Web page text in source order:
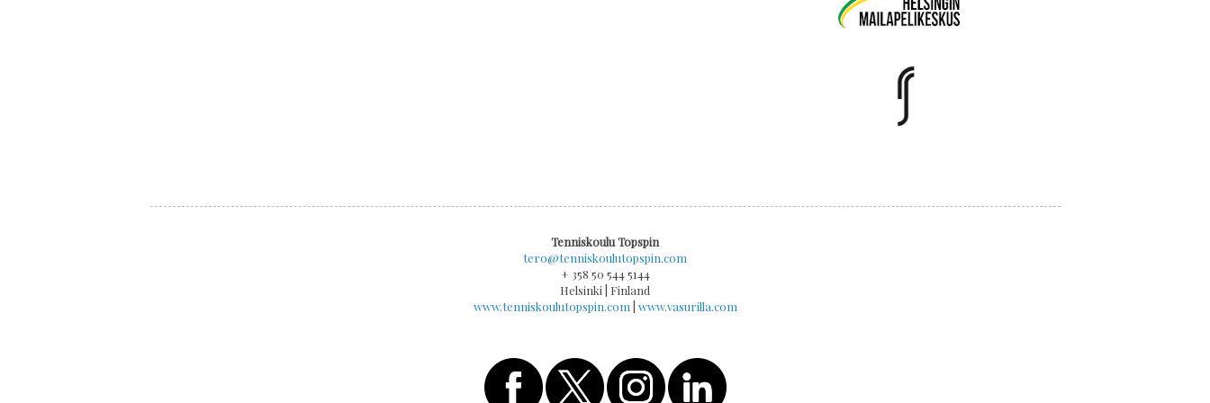
Tenniskoulu Topspin
tero@tenniskoulutopspin.com
+ 358 50 544 5144
Helsinki | Finland
www.tenniskoulutopspin.com www.vasurilla.com